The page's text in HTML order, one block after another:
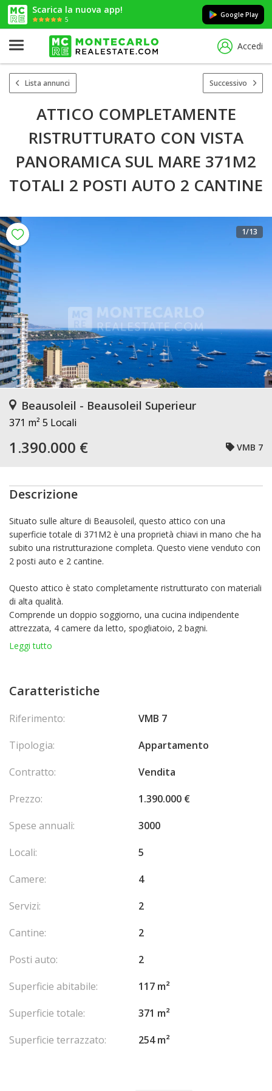
Scarica la nuova app!
5
Google Play
Accedi
Lista annunci Successivo
ATTICO COMPLETAMENTE
RISTRUTTURATO CON VISTA
PANORAMICA SUL MARE 371M2
TOTALI 2 POSTI AUTO 2 CANTINE
1/13
Beausoleil - Beausoleil Superieur
371 m² 5 Locali
1.390.000 € VMB 7
Descrizione
Situato sulle alture di Beausoleil, questo attico con una
superficie totale di 371M2 è una proprietà chiavi in mano che ha
subito una ristrutturazione completa. Questo viene venduto con
2 posti auto e 2 cantine.
Questo attico è stato completamente ristrutturato con materiali
di alta qualità.
Comprende un doppio soggiorno, una cucina indipendente
attrezzata, 4 camere da letto, spogliatoio, 2 bagni.
Magnifica terrazza sul tetto di 170M2.
2 posti auto, 2 cantine.
Nessuna procedura in corso Spese di agenzia a carico del
Leggi tutto
Caratteristiche
Riferimento:
VMB 7
Tipologia:
Appartamento
Contratto:
Vendita
Prezzo:
1.390.000 €
Spese annuali:
3000
Locali:
5
Camere:
4
Servizi:
2
Cantine:
2
Posti auto:
2
Superficie abitabile:
117 m²
Superficie totale:
371 m²
Superficie terrazzato:
254 m²